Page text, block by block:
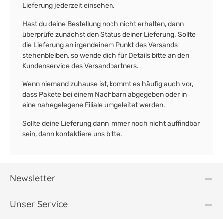
Lieferung jederzeit einsehen.
Hast du deine Bestellung noch nicht erhalten, dann
überprüfe zunächst den Status deiner Lieferung. Sollte
die Lieferung an irgendeinem Punkt des Versands
stehenbleiben, so wende dich für Details bitte an den
Kundenservice des Versandpartners.
Wenn niemand zuhause ist, kommt es häufig auch vor,
dass Pakete bei einem Nachbarn abgegeben oder in
eine nahegelegene Filiale umgeleitet werden.
Sollte deine Lieferung dann immer noch nicht auffindbar
sein, dann kontaktiere uns bitte.
Newsletter
Unser Service